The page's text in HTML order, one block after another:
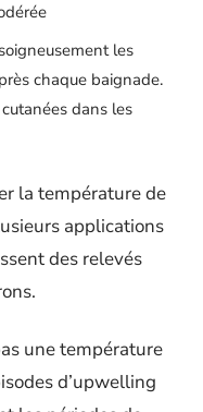
les
chaque baignade.
dans les
la température de
applications
des relevés
une température
d’upwelling